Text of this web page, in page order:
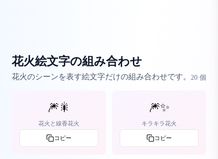
花火絵文字の組み合わせ
花火のシーンを表す絵文字だけの組み合わせです。 20 個
🎆🎇
花火と線香花火
コピー
🎆✨
キラキラ花火
コピー